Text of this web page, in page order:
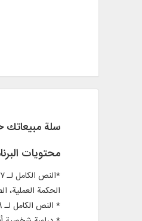
سلة مبيعاتك
محتويات
الحكمة العملية،
* النص الكامل لـ ۹ عناوين قواميس ومعاجم اللغة في ۱۳ مجلداً باللغات: الفارسية، العربية، الإنجليزية، و الفرنسية